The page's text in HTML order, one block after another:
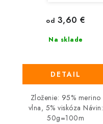
Na sklade
od 3,60 €
DETAIL
Zloženie: 95% merino
vlna, 5% viskóza Návin:
50g=100m